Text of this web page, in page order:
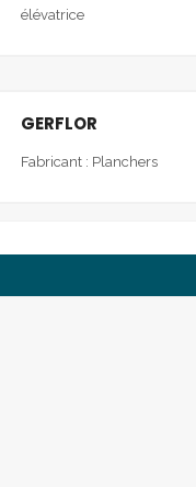
élévatrice
GERFLOR
Fabricant : Planchers